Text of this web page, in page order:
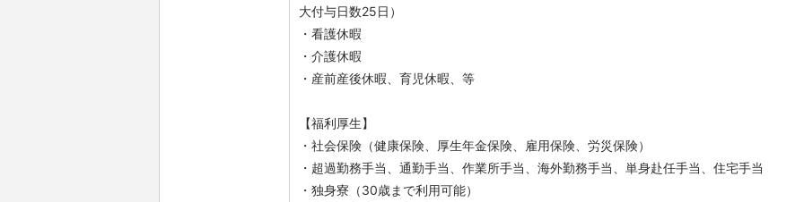
大付与日数25日）
・看護休暇
・介護休暇
・産前産後休暇、育児休暇、等
【福利厚生】
・社会保険（健康保険、厚生年金保険、雇用保険、労災保険）
・超過勤務手当、通勤手当、作業所手当、海外勤務手当、単身赴任手当、住宅手当
・独身寮（30歳まで利用可能）